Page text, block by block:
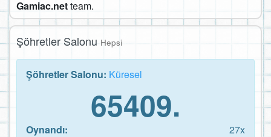
Gamiac.netteam.
Şöhretler Salonu Hepsi
Şöhretler Salonu: Küresel
65409.
Oynandı:
27x